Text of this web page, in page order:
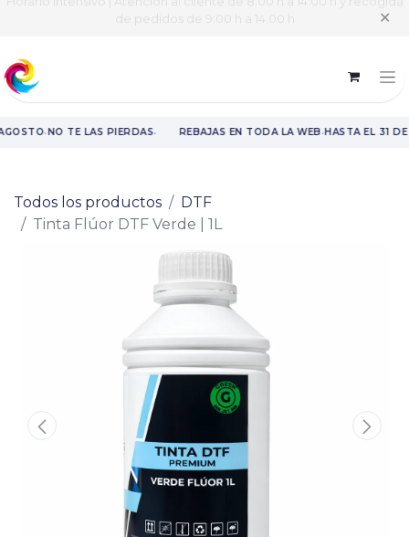
Horario intensivo | Atención al cliente de 8:00 h a 14:00 h y recogida
de pedidos de 9:00 h a 14:00 h
✕
·NO TE LAS PIERDAS· REBAJAS EN TODA LA WEB·HASTA EL 31 DE
Todos los productos
DTF
Tinta Flúor DTF Verde | 1L